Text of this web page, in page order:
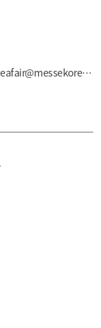
연락처:0517140693 / 이메일:teafair@messekorea.kr